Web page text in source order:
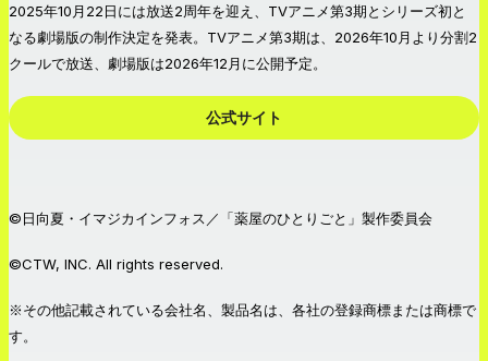
2025年10月22日には放送2周年を迎え、TVアニメ第3期とシリーズ初と
なる劇場版の制作決定を発表。TVアニメ第3期は、2026年10月より分割2
クールで放送、劇場版は2026年12月に公開予定。
公式サイト
©日向夏・イマジカインフォス／「薬屋のひとりごと」製作委員会
©CTW, INC. All rights reserved.
※その他記載されている会社名、製品名は、各社の登録商標または商標で
す。